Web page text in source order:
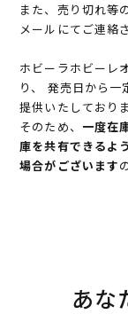
また、売り切れ等
メールにてご連絡
ホビーラホビーレ
り、 発売日から
提供いたしておりま
そのため、 一度在
庫を共有できるよ
場合がございます
あな